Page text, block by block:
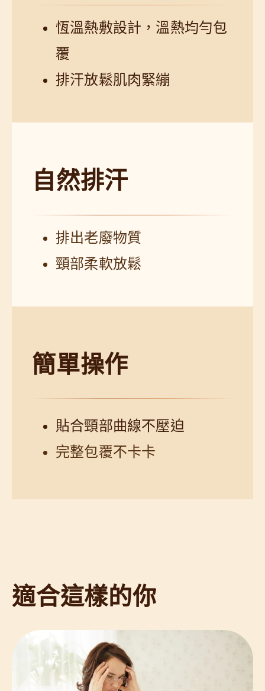
恆溫熱敷設計，溫熱均勻包
覆
排汗放鬆肌肉緊繃
自然排汗
排出老廢物質
頸部柔軟放鬆
簡單操作
貼合頸部曲線不壓迫
完整包覆不卡卡
適合這樣的你